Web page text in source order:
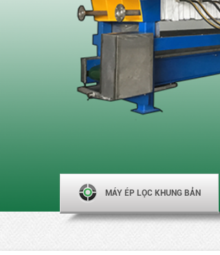
MÁY ÉP LỌC KHUNG BẢN